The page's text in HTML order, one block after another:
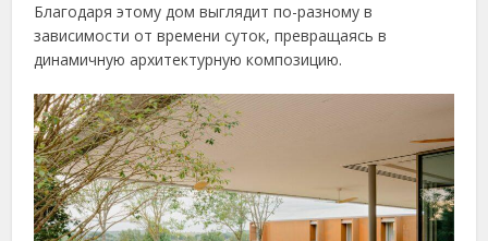
Благодаря этому дом выглядит по-разному в
зависимости от времени суток, превращаясь в
динамичную архитектурную композицию.